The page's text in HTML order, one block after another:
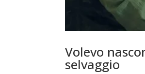
Volevo
selvaggio